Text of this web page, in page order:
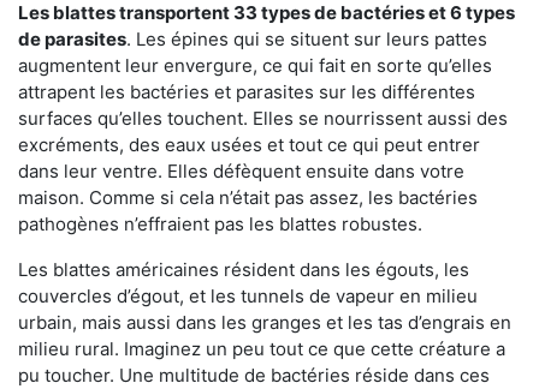
Les blattes transportent 33 types de bactéries et 6 types
de parasites. Les épines qui se situent sur leurs pattes
augmentent leur envergure, ce qui fait en sorte qu’elles
attrapent les bactéries et parasites sur les différentes
surfaces qu’elles touchent. Elles se nourrissent aussi des
excréments, des eaux usées et tout ce qui peut entrer
dans leur ventre. Elles défèquent ensuite dans votre
maison. Comme si cela n’était pas assez, les bactéries
pathogènes n’effraient pas les blattes robustes.
Les blattes américaines résident dans les égouts, les
couvercles d’égout, et les tunnels de vapeur en milieu
urbain, mais aussi dans les granges et les tas d’engrais en
milieu rural. Imaginez un peu tout ce que cette créature a
pu toucher. Une multitude de bactéries réside dans ces